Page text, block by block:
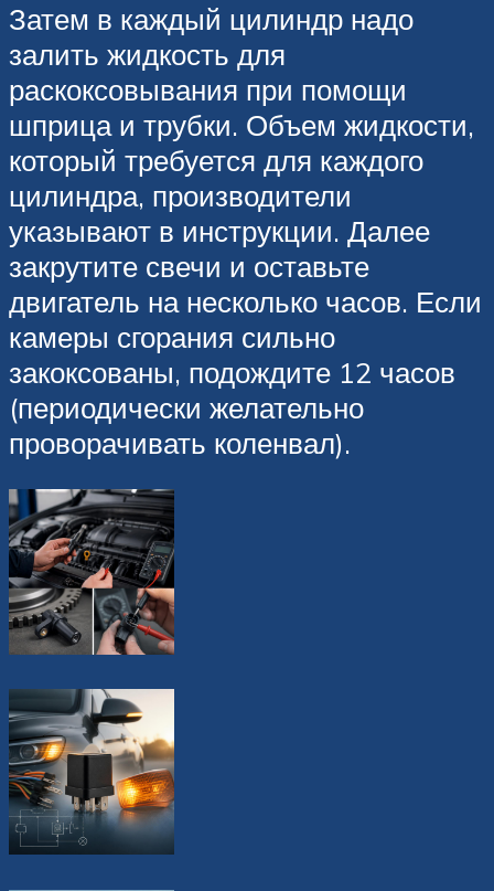
Затем в каждый цилиндр надо
залить жидкость для
раскоксовывания при помощи
шприца и трубки. Объем жидкости,
который требуется для каждого
цилиндра, производители
указывают в инструкции. Далее
закрутите свечи и оставьте
двигатель на несколько часов. Если
камеры сгорания сильно
закоксованы, подождите 12 часов
(периодически желательно
проворачивать коленвал).